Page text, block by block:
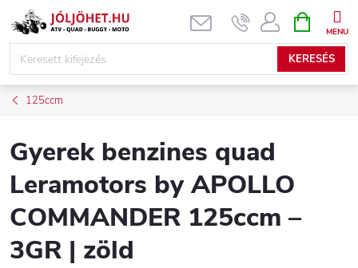
Ugrás
KERESÉS
KOSÁR
125ccm
Gyerek benzines quad
Leramotors by APOLLO
COMMANDER 125ccm –
3GR | zöld